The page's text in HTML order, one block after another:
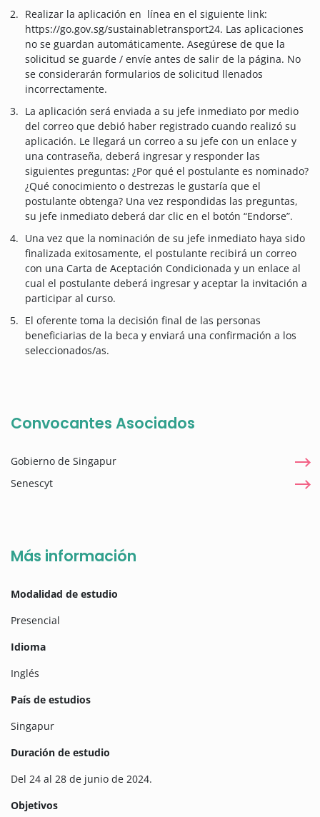
Realizar la aplicación en línea en el siguiente link:
https://go.gov.sg/sustainabletransport24. Las aplicaciones
no se guardan automáticamente. Asegúrese de que la
solicitud se guarde / envíe antes de salir de la página. No
se considerarán formularios de solicitud llenados
incorrectamente.
La aplicación será enviada a su jefe inmediato por medio
del correo que debió haber registrado cuando realizó su
aplicación. Le llegará un correo a su jefe con un enlace y
una contraseña, deberá ingresar y responder las
siguientes preguntas: ¿Por qué el postulante es nominado?
¿Qué conocimiento o destrezas le gustaría que el
postulante obtenga? Una vez respondidas las preguntas,
su jefe inmediato deberá dar clic en el botón “Endorse”.
Una vez que la nominación de su jefe inmediato haya sido
finalizada exitosamente, el postulante recibirá un correo
con una Carta de Aceptación Condicionada y un enlace al
cual el postulante deberá ingresar y aceptar la invitación a
participar al curso.
El oferente toma la decisión final de las personas
beneficiarias de la beca y enviará una confirmación a los
seleccionados/as.
Convocantes Asociados
Gobierno de Singapur
Senescyt
Más información
Modalidad de estudio
Presencial
Idioma
Inglés
País de estudios
Singapur
Duración de estudio
Del 24 al 28 de junio de 2024.
Objetivos